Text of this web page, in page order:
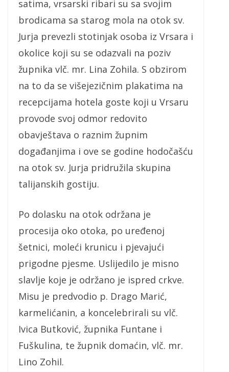
satima, vrsarski ribari su sa svojim
brodicama sa starog mola na otok sv.
Jurja prevezli stotinjak osoba iz Vrsara i
okolice koji su se odazvali na poziv
župnika vlč. mr. Lina Zohila. S obzirom
na to da se višejezičnim plakatima na
recepcijama hotela goste koji u Vrsaru
provode svoj odmor redovito
obavještava o raznim župnim
događanjima i ove se godine hodočašću
na otok sv. Jurja pridružila skupina
talijanskih gostiju.
Po dolasku na otok održana je
procesija oko otoka, po uređenoj
šetnici, moleći krunicu i pjevajući
prigodne pjesme. Uslijedilo je misno
slavlje koje je održano je ispred crkve.
Misu je predvodio p. Drago Marić,
karmelićanin, a koncelebrirali su vlč.
Ivica Butković, župnika Funtane i
Fuškulina, te župnik domaćin, vlč. mr.
Lino Zohil.